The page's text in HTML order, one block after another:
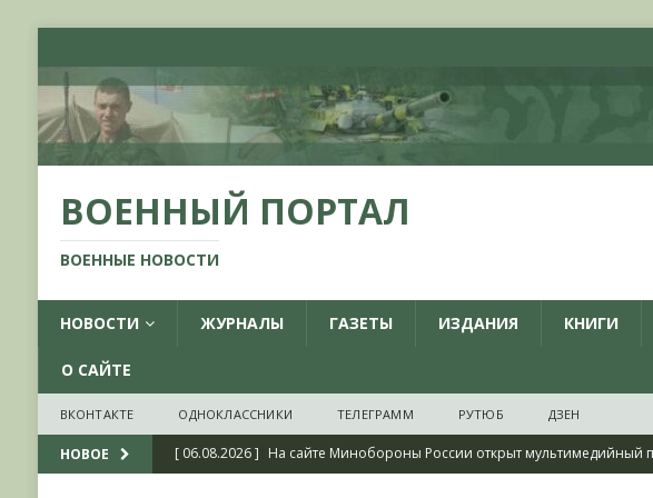
ВОЕННЫЙ ПОРТАЛ
ВОЕННЫЕ НОВОСТИ
НОВОСТИ ЖУРНАЛЫ ГАЗЕТЫ ИЗДАНИЯ КНИГИ
О САЙТЕ
ВКОНТАКТЕ ОДНОКЛАССНИКИ ТЕЛЕГРАММ РУТЮБ ДЗЕН
НОВОЕ [ 06.08.2026 ] На сайте Минобороны России открыт мультимедийный